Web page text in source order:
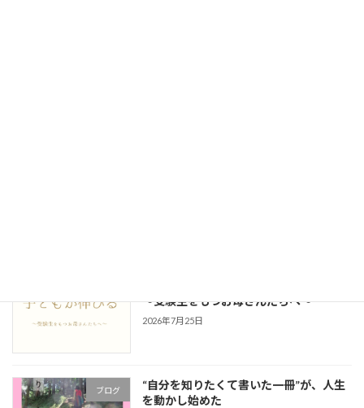
～受験生をもつお母さんたちへ～
2026年7月25日
ブログ
“自分を知りたくて書いた一冊”が、人生
を動かし始めた